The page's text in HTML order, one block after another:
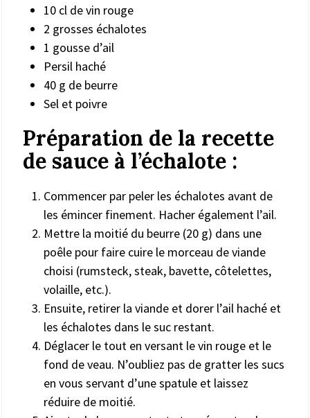
10 cl de vin rouge
2 grosses échalotes
1 gousse d’ail
Persil haché
40 g de beurre
Sel et poivre
Préparation de la recette
de sauce à l’échalote :
Commencer par peler les échalotes avant de
les émincer finement. Hacher également l’ail.
Mettre la moitié du beurre (20 g) dans une
poêle pour faire cuire le morceau de viande
choisi (rumsteck, steak, bavette, côtelettes,
volaille, etc.).
Ensuite, retirer la viande et dorer l’ail haché et
les échalotes dans le suc restant.
Déglacer le tout en versant le vin rouge et le
fond de veau. N’oubliez pas de gratter les sucs
en vous servant d’une spatule et laissez
réduire de moitié.